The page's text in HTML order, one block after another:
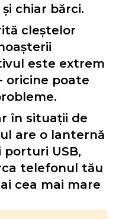
chiar bărci.
cleștelor
este extrem
oricine poate
în situații de
are o lanternă
porturi USB,
telefonul tău
cea mai mare